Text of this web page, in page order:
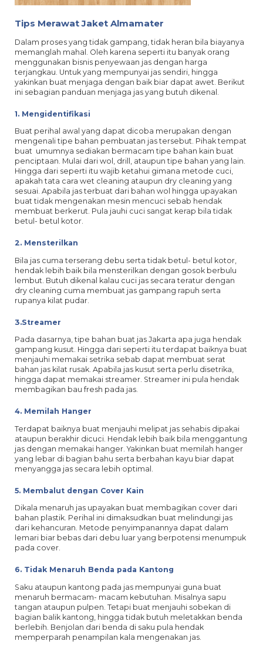
Tips Merawat Jaket Almamater
Dalam proses yang tidak gampang, tidak heran bila biayanya
memanglah mahal. Oleh karena seperti itu banyak orang
menggunakan bisnis penyewaan jas dengan harga
terjangkau. Untuk yang mempunyai jas sendiri, hingga
yakinkan buat menjaga dengan baik biar dapat awet. Berikut
ini sebagian panduan menjaga jas yang butuh dikenal.
1. Mengidentifikasi
Buat perihal awal yang dapat dicoba merupakan dengan
mengenali tipe bahan pembuatan jas tersebut. Pihak tempat
buat umumnya sediakan bermacam tipe bahan kain buat
penciptaan. Mulai dari wol, drill, ataupun tipe bahan yang lain.
Hingga dari seperti itu wajib ketahui gimana metode cuci,
apakah tata cara wet cleaning ataupun dry cleaning yang
sesuai. Apabila jas terbuat dari bahan wol hingga upayakan
buat tidak mengenakan mesin mencuci sebab hendak
membuat berkerut. Pula jauhi cuci sangat kerap bila tidak
betul- betul kotor.
2. Mensterilkan
Bila jas cuma terserang debu serta tidak betul- betul kotor,
hendak lebih baik bila mensterilkan dengan gosok berbulu
lembut. Butuh dikenal kalau cuci jas secara teratur dengan
dry cleaning cuma membuat jas gampang rapuh serta
rupanya kilat pudar.
3.Streamer
Pada dasarnya, tipe bahan buat jas Jakarta apa juga hendak
gampang kusut. Hingga dari seperti itu terdapat baiknya buat
menjauhi memakai setrika sebab dapat membuat serat
bahan jas kilat rusak. Apabila jas kusut serta perlu disetrika,
hingga dapat memakai streamer. Streamer ini pula hendak
membagikan bau fresh pada jas.
4. Memilah Hanger
Terdapat baiknya buat menjauhi melipat jas sehabis dipakai
ataupun berakhir dicuci. Hendak lebih baik bila menggantung
jas dengan memakai hanger. Yakinkan buat memilah hanger
yang lebar di bagian bahu serta berbahan kayu biar dapat
menyangga jas secara lebih optimal.
5. Membalut dengan Cover Kain
Dikala menaruh jas upayakan buat membagikan cover dari
bahan plastik. Perihal ini dimaksudkan buat melindungi jas
dari kehancuran. Metode penyimpanannya dapat dalam
lemari biar bebas dari debu luar yang berpotensi menumpuk
pada cover.
6. Tidak Menaruh Benda pada Kantong
Saku ataupun kantong pada jas mempunyai guna buat
menaruh bermacam- macam kebutuhan. Misalnya sapu
tangan ataupun pulpen. Tetapi buat menjauhi sobekan di
bagian balik kantong, hingga tidak butuh meletakkan benda
berlebih. Benjolan dari benda di saku pula hendak
memperparah penampilan kala mengenakan jas.